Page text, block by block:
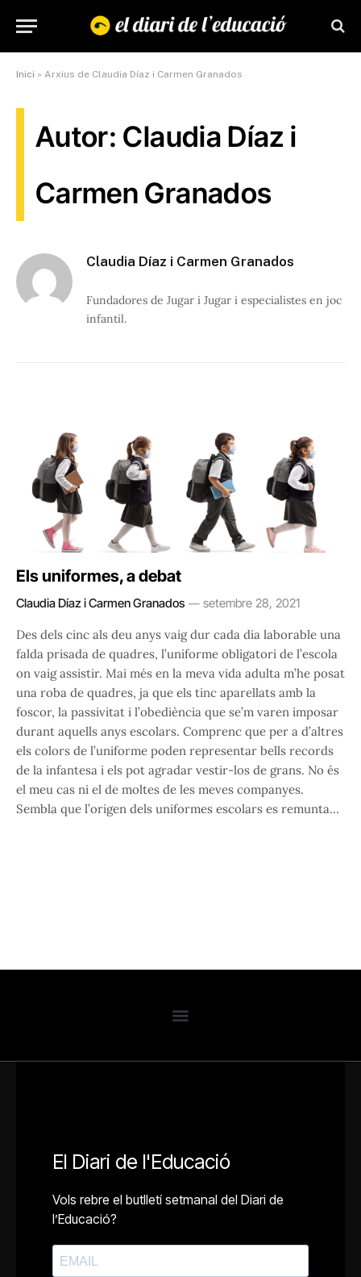
Inici » Arxius de Claudia Díaz i Carmen Granados
Autor: Claudia Díaz i
Carmen Granados
Claudia Díaz i Carmen Granados
Fundadores de Jugar i Jugar i especialistes en joc
infantil.
Els uniformes, a debat
Claudia Díaz i Carmen Granados setembre 28, 2021
Des dels cinc als deu anys vaig dur cada dia laborable una
falda prisada de quadres, l’uniforme obligatori de l’escola
on vaig assistir. Mai més en la meva vida adulta m’he posat
una roba de quadres, ja que els tinc aparellats amb la
foscor, la passivitat i l’obediència que se’m varen imposar
durant aquells anys escolars. Comprenc que per a d’altres
els colors de l’uniforme poden representar bells records
de la infantesa i els pot agradar vestir-los de grans. No és
el meu cas ni el de moltes de les meves companyes.
Sembla que l’origen dels uniformes escolars es remunta…